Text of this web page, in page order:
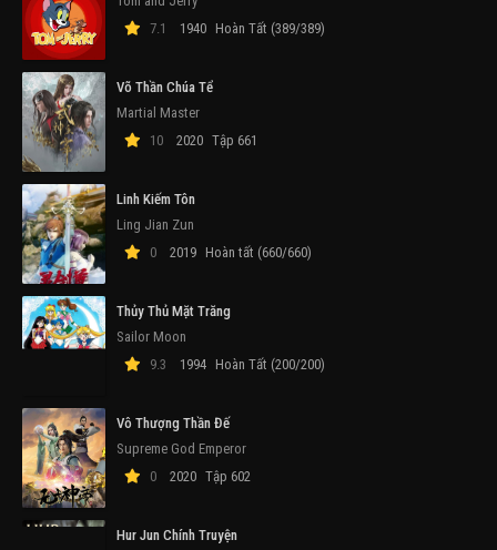
7.1
1940 Hoàn Tất (389/389)
Võ Thần Chúa Tể
Martial Master
10
2020 Tập 661
Linh Kiếm Tôn
Ling Jian Zun
0
2019 Hoàn tất (660/660)
Thủy Thủ Mặt Trăng
Sailor Moon
9.3
1994 Hoàn Tất (200/200)
Vô Thượng Thần Đế
Supreme God Emperor
0
2020 Tập 602
Hur Jun Chính Truyện